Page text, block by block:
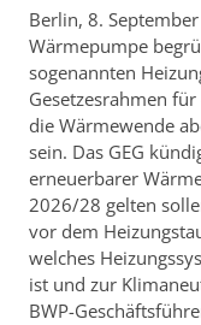
Berlin, 8.
Wärmepumpe
sogenannten
Gesetzesrahmen
die Wärmewende
sein. Das GEG
erneuerbarer
2026/28 gelten
vor dem
welches
ist und zur
BWP-